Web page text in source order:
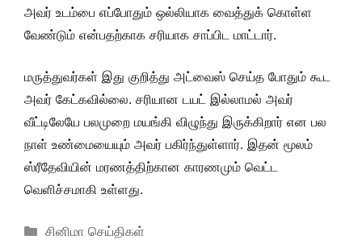
அவர் உடம்பை எப்போதும் ஒல்லியாக வைத்துக் கொள்ள
வேண்டும் என்பதற்காக சரியாக சாப்பிட மாட்டார்.
மருத்துவர்கள் இது குறித்து அட்வைஸ் செய்த போதும் கூட
அவர் கேட்கவில்லை. சரியான டயட் இல்லாமல் அவர்
வீட்டிலேயே பலமுறை மயங்கி விழுந்து இருக்கிறார் என பல
நாள் உண்மையையும் அவர் பகிர்ந்துள்ளார். இதன் மூலம்
ஸ்ரீதேவியின் மரணத்திற்கான காரணமும் வெட்ட
வெளிச்சமாகி உள்ளது.
Categories
சினிமா செய்திகள்